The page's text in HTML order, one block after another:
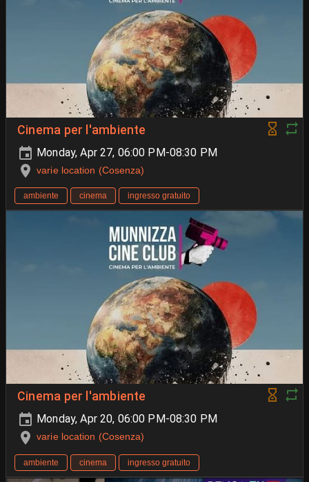
Cinema per l'ambiente
Monday, Apr 27, 06:00 PM-08:30 PM
varie location (Cosenza)
ambiente cinema ingresso gratuito
Cinema per l'ambiente
Monday, Apr 20, 06:00 PM-08:30 PM
varie location (Cosenza)
ambiente cinema ingresso gratuito